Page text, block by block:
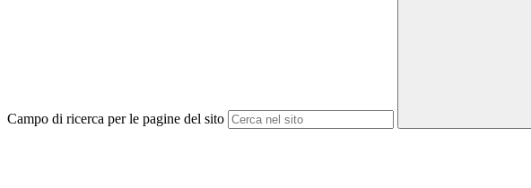
Campo di ricerca per le pagine del sito